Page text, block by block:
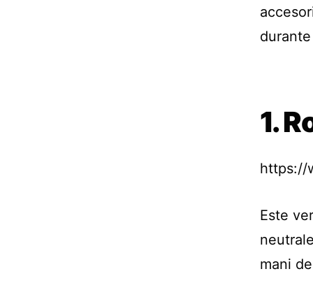
1.
https://
Este
mani